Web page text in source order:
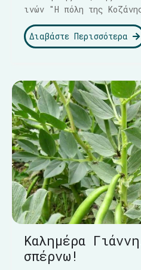
ινών "Η πόλη της
Διαβάστε Περισσότερα
Καλημέρα
σπέρνω!